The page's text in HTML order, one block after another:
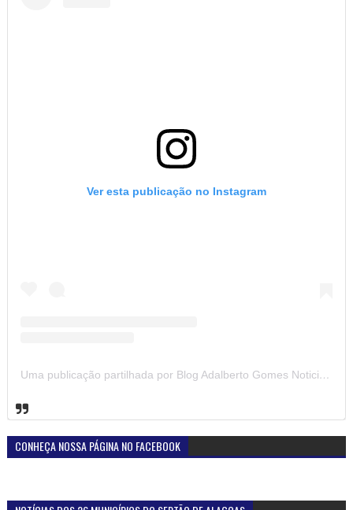
Ver esta publicação no Instagram
Uma publicação partilhada por Blog Adalberto Gomes Noticias (@blogadalbertogomesnoticiass)
CONHEÇA NOSSA PÁGINA NO FACEBOOK